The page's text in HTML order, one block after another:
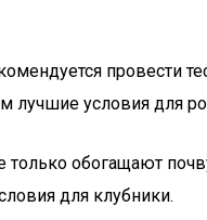
провести
условия для
обогащают
для клубники.